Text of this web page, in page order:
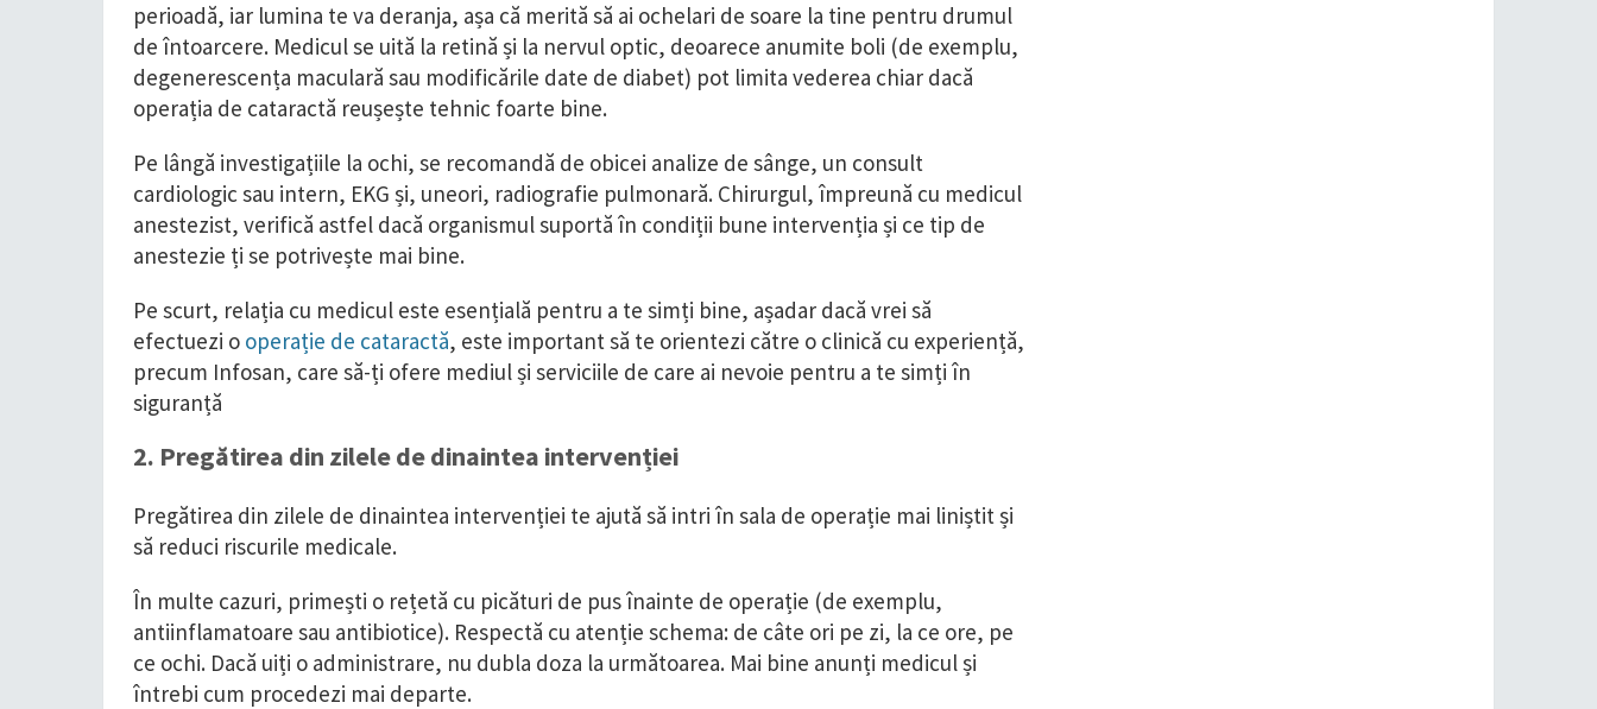
perioadă, iar lumina te va deranja, așa că merită să ai ochelari de soare la tine pentru drumul
de întoarcere. Medicul se uită la retină și la nervul optic, deoarece anumite boli (de exemplu,
degenerescența maculară sau modificările date de diabet) pot limita vederea chiar dacă
operația de cataractă reușește tehnic foarte bine.
Pe lângă investigațiile la ochi, se recomandă de obicei analize de sânge, un consult
cardiologic sau intern, EKG și, uneori, radiografie pulmonară. Chirurgul, împreună cu medicul
anestezist, verifică astfel dacă organismul suportă în condiții bune intervenția și ce tip de
anestezie ți se potrivește mai bine.
Pe scurt, relația cu medicul este esențială pentru a te simți bine, așadar dacă vrei să
efectuezi o operație de cataractă, este important să te orientezi către o clinică cu experiență,
precum Infosan, care să-ți ofere mediul și serviciile de care ai nevoie pentru a te simți în
siguranță
2. Pregătirea din zilele de dinaintea intervenției
Pregătirea din zilele de dinaintea intervenției te ajută să intri în sala de operație mai liniștit și
să reduci riscurile medicale.
În multe cazuri, primești o rețetă cu picături de pus înainte de operație (de exemplu,
antiinflamatoare sau antibiotice). Respectă cu atenție schema: de câte ori pe zi, la ce ore, pe
ce ochi. Dacă uiți o administrare, nu dubla doza la următoarea. Mai bine anunți medicul și
întrebi cum procedezi mai departe.